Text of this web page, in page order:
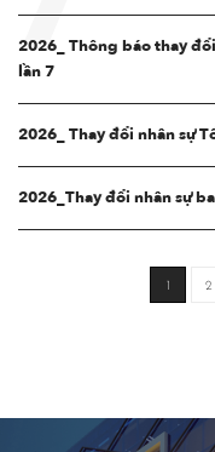
2026_ Thông báo thay
lần 7
2026_ Thay đổi nhân sự
2026_Thay đổi nhân sự
1 2